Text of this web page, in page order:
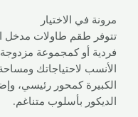
مرونة في الاختيار
تتوفر طقم طاولات مدخل
فردية أو كمجموعة
الأنسب لاحتياجاتك
الكبيرة كمحور رئيسي،
الديكور بأسلوب متناغم.